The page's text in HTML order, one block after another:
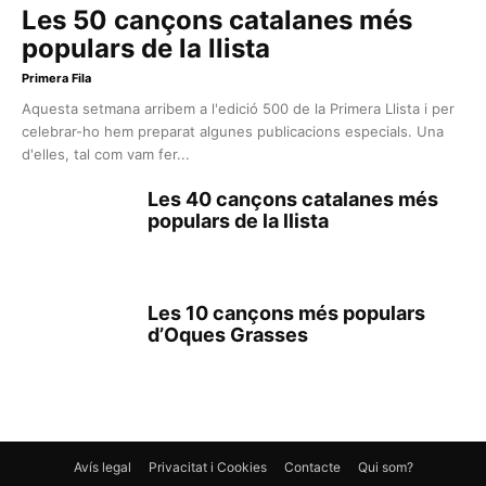
Les 50 cançons catalanes més
populars de la llista
Primera Fila
Aquesta setmana arribem a l'edició 500 de la Primera Llista i per
celebrar-ho hem preparat algunes publicacions especials. Una
d'elles, tal com vam fer...
Les 40 cançons catalanes més
populars de la llista
Les 10 cançons més populars
d’Oques Grasses
Avís legal Privacitat i Cookies Contacte Qui som?